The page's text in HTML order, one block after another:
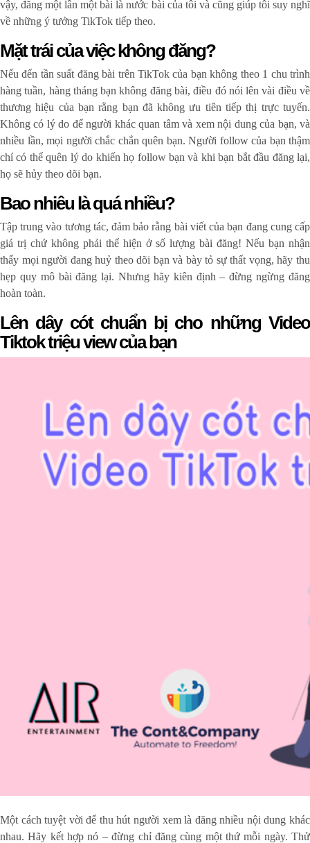
vậy, đăng một lần một bài là nước bài của tôi và cũng giúp tôi suy nghĩ
về những ý tưởng TikTok tiếp theo.
Mặt trái của việc không đăng?
Nếu đến tần suất đăng bài trên TikTok của bạn không theo 1 chu trình
hàng tuần, hàng tháng bạn không đăng bài, điều đó nói lên vài điều về
thương hiệu của bạn rằng bạn đã không ưu tiên tiếp thị trực tuyến.
Không có lý do để người khác quan tâm và xem nội dung của bạn, và
nhiều lần, mọi người chắc chắn quên bạn. Người follow của bạn thậm
chí có thể quên lý do khiến họ follow bạn và khi bạn bắt đầu đăng lại,
họ sẽ hủy theo dõi bạn.
Bao nhiêu là quá nhiều?
Tập trung vào tương tác, đảm bảo rằng bài viết của bạn đang cung cấp
giá trị chứ không phải thể hiện ở số lượng bài đăng! Nếu bạn nhận
thấy mọi người đang huỷ theo dõi bạn và bày tỏ sự thất vọng, hãy thu
hẹp quy mô bài đăng lại. Nhưng hãy kiên định – đừng ngừng đăng
hoàn toàn.
Lên dây cót chuẩn bị cho những Video
Tiktok triệu view của bạn
Một cách tuyệt vời để thu hút người xem là đăng nhiều nội dung khác
nhau. Hãy kết hợp nó – đừng chỉ đăng cùng một thứ mỗi ngày. Thử